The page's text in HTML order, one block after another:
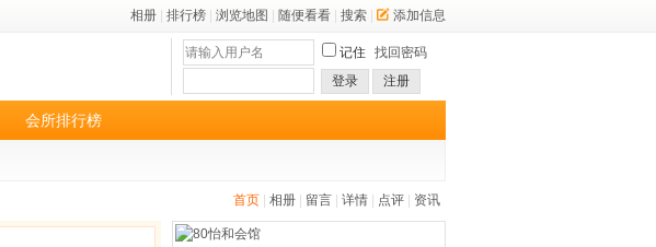
相册 排行榜 浏览地图 随便看看 搜索 添加信息
记住 找回密码
登录
注册
会所排行榜
首页 相册 留言 详情 点评 资讯